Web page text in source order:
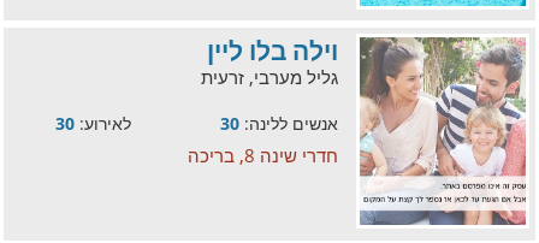
וילה בלו ליין
גליל מערבי, זרעית
אנשים ללינה: 30 לאירוע: 30
חדרי שינה 8, בריכה